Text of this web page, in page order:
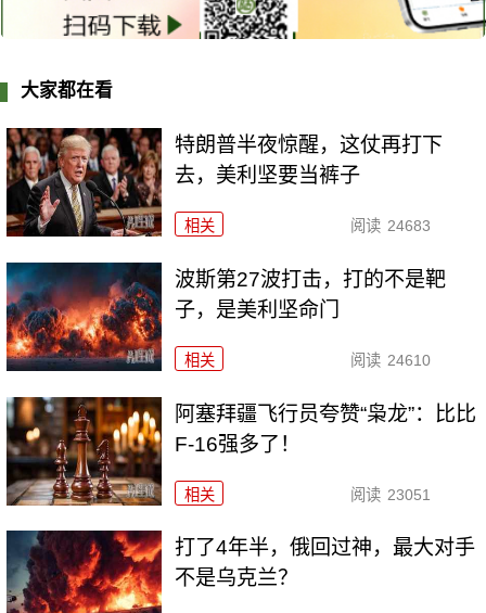
大家都在看
特朗普半夜惊醒，这仗再打下
去，美利坚要当裤子
相关 阅读 24683
波斯第27波打击，打的不是靶
子，是美利坚命门
相关 阅读 24610
阿塞拜疆飞行员夸赞“枭龙”：比比
F-16强多了！
相关 阅读 23051
打了4年半，俄回过神，最大对手
不是乌克兰？